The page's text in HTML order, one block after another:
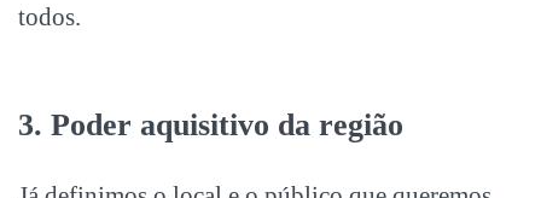
todos.
3. Poder aquisitivo da região